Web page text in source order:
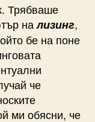
Трябваше
нализинг,
бе на поне
че
ми обясни, че